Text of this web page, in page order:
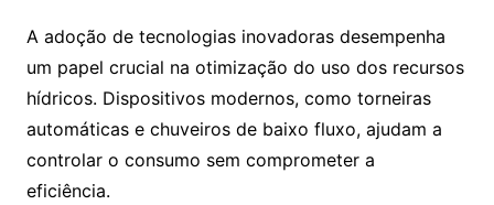
A adoção de tecnologias inovadoras desempenha
um papel crucial na otimização do uso dos recursos
hídricos. Dispositivos modernos, como torneiras
automáticas e chuveiros de baixo fluxo, ajudam a
controlar o consumo sem comprometer a
eficiência.